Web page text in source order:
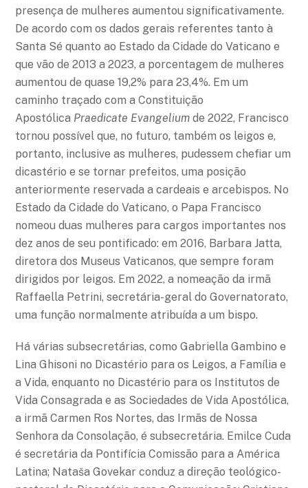
presença de mulheres aumentou significativamente.
De acordo com os dados gerais referentes tanto à
Santa Sé quanto ao Estado da Cidade do Vaticano e
que vão de 2013 a 2023, a porcentagem de mulheres
aumentou de quase 19,2% para 23,4%. Em um
caminho traçado com a Constituição
Apostólica Praedicate Evangeliumde 2022, Francisco
tornou possível que, no futuro, também os leigos e,
portanto, inclusive as mulheres, pudessem chefiar um
dicastério e se tornar prefeitos, uma posição
anteriormente reservada a cardeais e arcebispos. No
Estado da Cidade do Vaticano, o Papa Francisco
nomeou duas mulheres para cargos importantes nos
dez anos de seu pontificado: em 2016, Barbara Jatta,
diretora dos Museus Vaticanos, que sempre foram
dirigidos por leigos. Em 2022, a nomeação da irmã
Raffaella Petrini, secretária-geral do Governatorato,
uma função normalmente atribuída a um bispo.
Há várias subsecretárias, como Gabriella Gambino e
Lina Ghisoni no Dicastério para os Leigos, a Família e
a Vida, enquanto no Dicastério para os Institutos de
Vida Consagrada e as Sociedades de Vida Apostólica,
a irmã Carmen Ros Nortes, das Irmãs de Nossa
Senhora da Consolação, é subsecretária. Emilce Cuda
é secretária da Pontifícia Comissão para a América
Latina; Nataša Govekar conduz a direção teológico-